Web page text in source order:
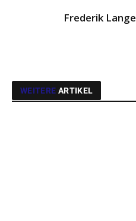
Frederik Lange
WEITERE ARTIKEL